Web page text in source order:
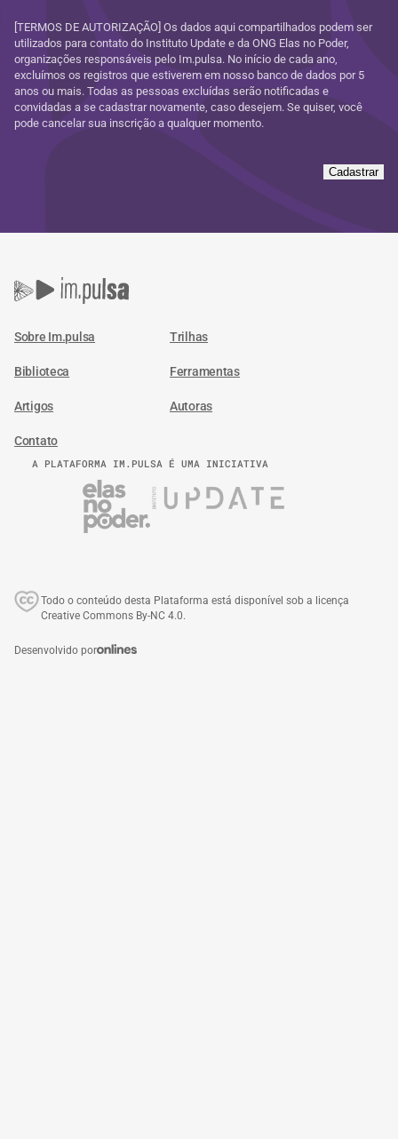
[TERMOS DE AUTORIZAÇÃO] Os dados aqui compartilhados podem ser
utilizados para contato do Instituto Update e da ONG Elas no Poder,
organizações responsáveis pelo Im.pulsa. No início de cada ano,
excluímos os registros que estiverem em nosso banco de dados por 5
anos ou mais. Todas as pessoas excluídas serão notificadas e
convidadas a se cadastrar novamente, caso desejem. Se quiser, você
pode cancelar sua inscrição a qualquer momento.
Cadastrar
Sobre Im.pulsa Trilhas
Biblioteca Ferramentas
Artigos Autoras
Contato
A PLATAFORMA IM.PULSA É UMA INICIATIVA
Todo o conteúdo desta Plataforma está disponível sob a licença
Creative Commons By-NC 4.0.
Desenvolvido por